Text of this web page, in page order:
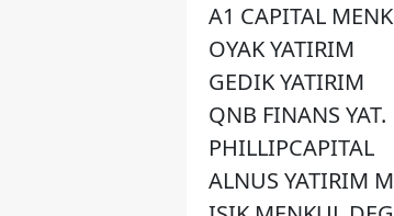
A1 CAPITAL MENK
OYAK YATIRIM
GEDIK YATIRIM
QNB FINANS YAT.
PHILLIPCAPITAL
ALNUS YATIRIM M